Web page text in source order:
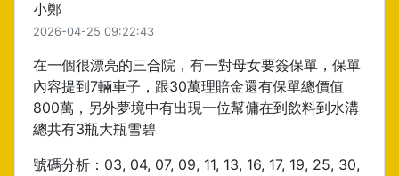
小鄭
2026-04-25 09:22:43
在一個很漂亮的三合院，有一對母女要簽保單，保單
內容提到7輛車子，跟30萬理賠金還有保單總價值
800萬，另外夢境中有出現一位幫傭在到飲料到水溝
總共有3瓶大瓶雪碧
號碼分析：03, 04, 07, 09, 11, 13, 16, 17, 19, 25, 30,